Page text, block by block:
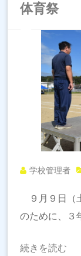
体育祭
学校管理者
９月９日（
のために、３
続きを読む